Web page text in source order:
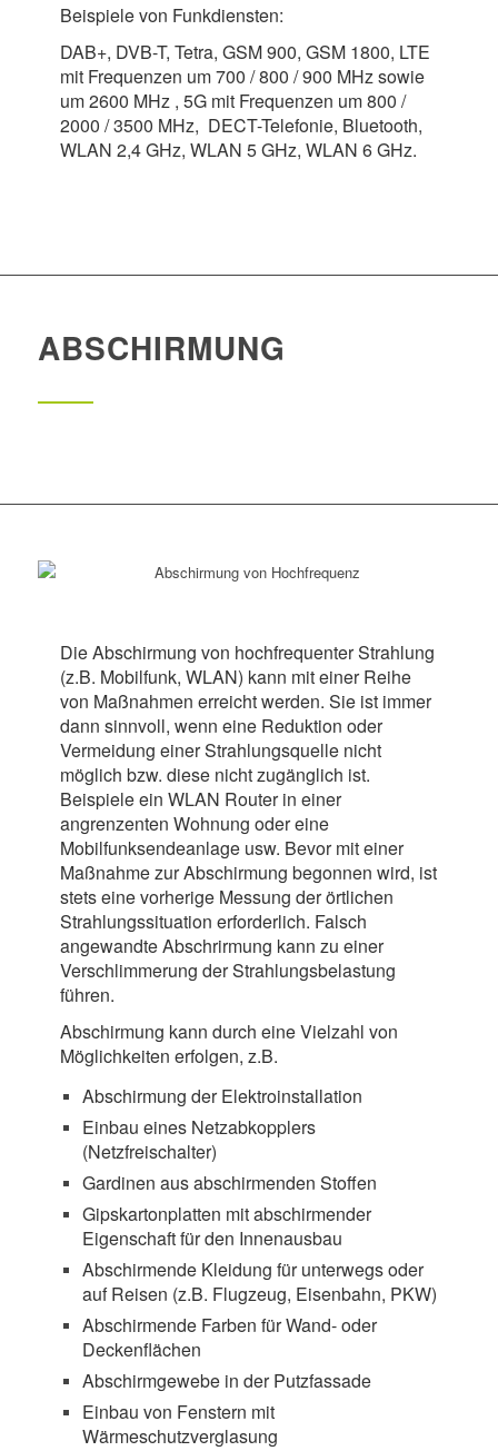
Beispiele von Funkdiensten:
DAB+, DVB-T, Tetra, GSM 900, GSM 1800, LTE
mit Frequenzen um 700 / 800 / 900 MHz sowie
um 2600 MHz , 5G mit Frequenzen um 800 /
2000 / 3500 MHz, DECT-Telefonie, Bluetooth,
WLAN 2,4 GHz, WLAN 5 GHz, WLAN 6 GHz.
ABSCHIRMUNG
Die Abschirmung von hochfrequenter Strahlung
(z.B. Mobilfunk, WLAN) kann mit einer Reihe
von Maßnahmen erreicht werden. Sie ist immer
dann sinnvoll, wenn eine Reduktion oder
Vermeidung einer Strahlungsquelle nicht
möglich bzw. diese nicht zugänglich ist.
Beispiele ein WLAN Router in einer
angrenzenten Wohnung oder eine
Mobilfunksendeanlage usw. Bevor mit einer
Maßnahme zur Abschirmung begonnen wird, ist
stets eine vorherige Messung der örtlichen
Strahlungssituation erforderlich. Falsch
angewandte Abschrirmung kann zu einer
Verschlimmerung der Strahlungsbelastung
führen.
Abschirmung kann durch eine Vielzahl von
Möglichkeiten erfolgen, z.B.
Abschirmung der Elektroinstallation
Einbau eines Netzabkopplers
(Netzfreischalter)
Gardinen aus abschirmenden Stoffen
Gipskartonplatten mit abschirmender
Eigenschaft für den Innenausbau
Abschirmende Kleidung für unterwegs oder
auf Reisen (z.B. Flugzeug, Eisenbahn, PKW)
Abschirmende Farben für Wand- oder
Deckenflächen
Abschirmgewebe in der Putzfassade
Einbau von Fenstern mit
Wärmeschutzverglasung